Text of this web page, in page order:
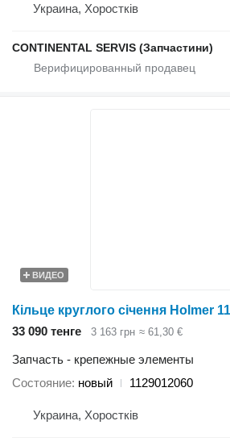
Украина, Хоростків
CONTINENTAL SERVIS (Запчастини)
ВИДЕО
33 090 тенге 3 163 грн ≈ 61,30 €
Запчасть - крепежные элементы
Состояние новый 1129012060
Украина, Хоростків